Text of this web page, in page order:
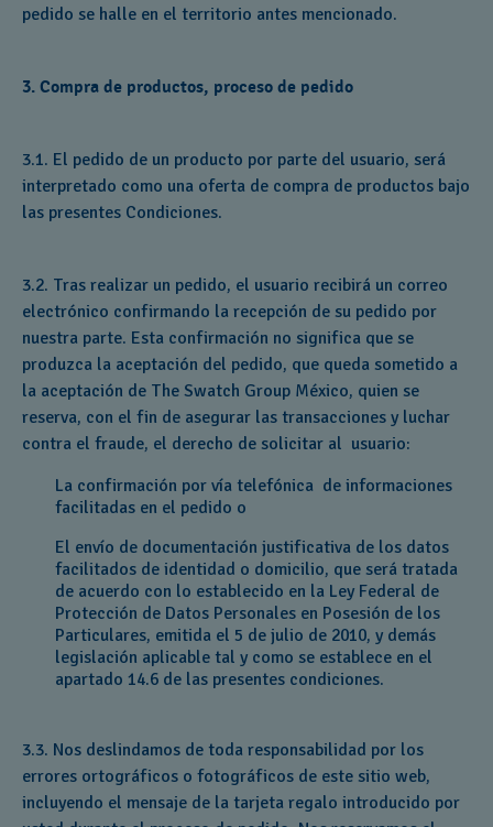
pedido se halle en el territorio antes mencionado.
3. Compra de productos, proceso de pedido
3.1. El pedido de un producto por parte del usuario, será
interpretado como una oferta de compra de productos bajo
las presentes Condiciones.
3.2. Tras realizar un pedido, el usuario recibirá un correo
electrónico confirmando la recepción de su pedido por
nuestra parte. Esta confirmación no significa que se
produzca la aceptación del pedido, que queda sometido a
la aceptación de The Swatch Group México, quien se
reserva, con el fin de asegurar las transacciones y luchar
contra el fraude, el derecho de solicitar al usuario:
La confirmación por vía telefónica de informaciones
facilitadas en el pedido o
El envío de documentación justificativa de los datos
facilitados de identidad o domicilio, que será tratada
de acuerdo con lo establecido en la Ley Federal de
Protección de Datos Personales en Posesión de los
Particulares, emitida el 5 de julio de 2010, y demás
legislación aplicable tal y como se establece en el
apartado 14.6 de las presentes condiciones.
3.3. Nos deslindamos de toda responsabilidad por los
errores ortográficos o fotográficos de este sitio web,
incluyendo el mensaje de la tarjeta regalo introducido por